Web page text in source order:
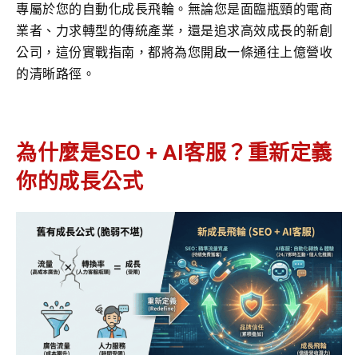
專屬於您的自動化成長飛輪。無論您是面臨瓶頸的電商
業者、力求轉型的傳統產業，還是追求高效成長的新創
公司，這份實戰指南，都將為您開啟一條通往上億營收
的清晰路徑。
為什麼是SEO + AI客服？重新定義
你的成長公式